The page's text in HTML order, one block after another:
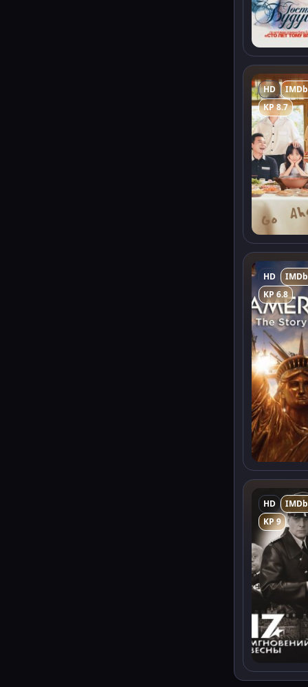
HD
KP 8.7
HD
KP 6.8
HD
KP 9